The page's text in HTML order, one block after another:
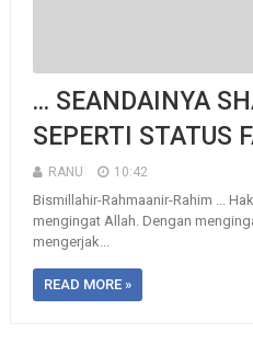
... SEANDAINYA
SEPERTI STATUS
RANU 10:42
Bismillahir-Rahmaanir-Rahim ...
mengingat Allah. Dengan
mengerjak...
READ MORE »